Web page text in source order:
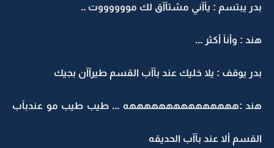
بدر يبتسم : يآآني مشتآآق لك مووووووت ..
هند : وأنآ أكثر ...
بدر يوقف : يلا خليك عند بآآب القسم طيرآآن بجيك
هند :هههههههههههههههه ... طيب طيب مو عندبآب
القسم ألا عند بآآب الحديقه